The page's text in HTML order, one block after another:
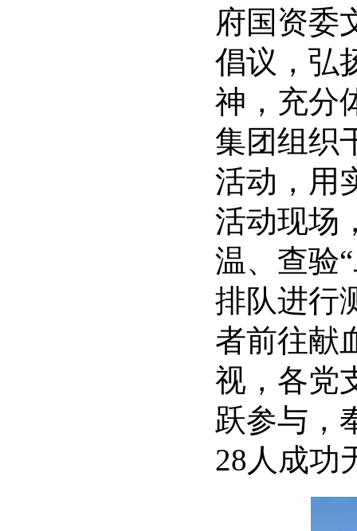
府国资委
倡议，弘
神，充分
集团组织
活动，用
活动现场
温、查验
排队进行
者前往献
视，各党
跃参与，
28人成功